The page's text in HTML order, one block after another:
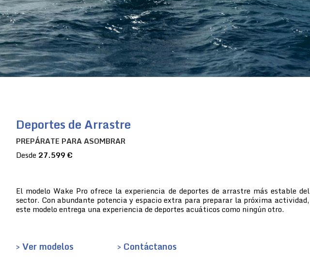
Deportes de Arrastre
PREPÁRATE PARA ASOMBRAR
Desde 27.599 €
El modelo Wake Pro ofrece la experiencia de deportes de arrastre más estable del
sector. Con abundante potencia y espacio extra para preparar la próxima actividad,
este modelo entrega una experiencia de deportes acuáticos como ningún otro.
> Ver modelos > Contáctanos